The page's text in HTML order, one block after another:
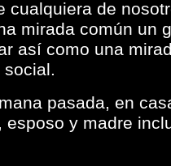
cualquiera de
mirada común un
así como una
pasada, en
esposo y madre